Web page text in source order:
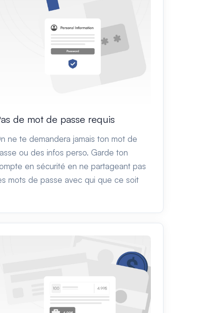
de mot de passe requis
ne te demandera jamais ton mot de
ou des infos perso. Garde ton
en sécurité en ne partageant pas
mots de passe avec qui que ce soit